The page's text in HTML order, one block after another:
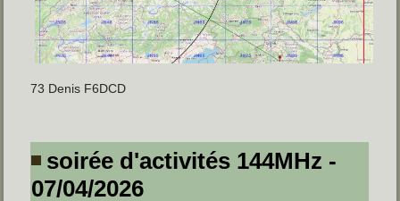
73 Denis F6DCD
soirée d'activités 144MHz -
07/04/2026